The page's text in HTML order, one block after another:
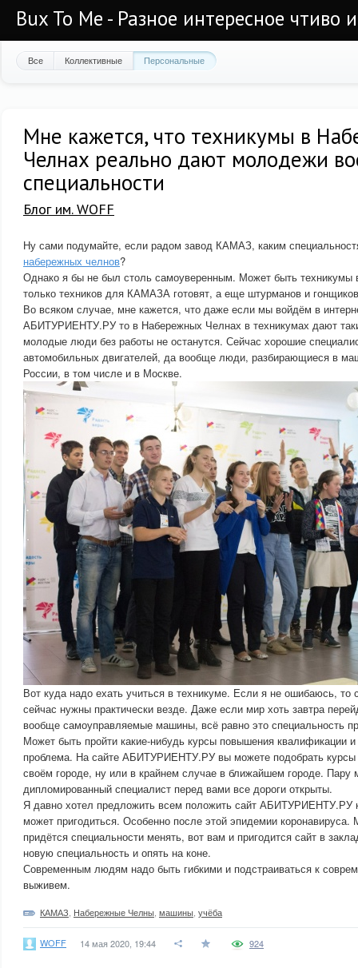
Bux To Me - Разное интересное чтиво
Все Коллективные Персональные
Мне кажется, что техникумы в
Челнах реально дают молодежи
специальности
Блог им. WOFF
Ну сами подумайте, если радом завод КАМАЗ, каким
набережных челнов?
Однако я бы не был столь самоуверенным. Может быть
только техников для КАМАЗА готовят, а еще штурманов и
Во всяком случае, мне кажется, что даже если мы войдём в
АБИТУРИЕНТУ.РУ то в Набережных Челнах в техникумах дают
молодые люди без работы не останутся. Сейчас хорошие
автомобильных двигателей, да вообще люди, разбирающиеся в
России, в том числе и в Москве.
Вот куда надо ехать учиться в техникуме. Если я не ошибаюсь,
сейчас нужны практически везде. Даже если мир хоть завтра
вообще самоуправляемые машины, всё равно это специальность
Может быть пройти какие-нибудь курсы повышения квалификации
проблема. На сайте АБИТУРИЕНТУ.РУ вы можете подобрать
своём городе, ну или в крайнем случае в ближайшем городе. Пару
дипломированный специалист перед вами все дороги открыты.
Я давно хотел предложить всем положить сайт АБИТУРИЕНТУ.РУ
может пригодиться. Особенно после этой эпидемии
придётся специальности менять, вот вам и пригодится сайт в
новую специальность и опять на коне.
Современным людям надо быть гибкими и подстраиваться к
выживем.
КАМАЗ Набережные Челны машины учёба
WOFF 14 мая 2020, 19:44 924